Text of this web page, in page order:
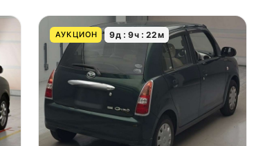
АУКЦИОН 9д 9ч 22м